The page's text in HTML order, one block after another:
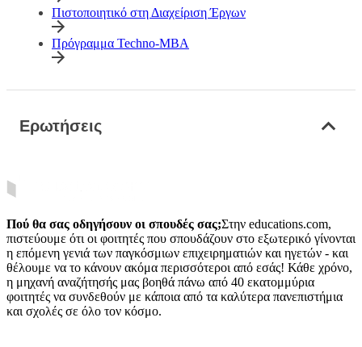
Πιστοποιητικό στη Διαχείριση Έργων
Πρόγραμμα Techno-MBA
Ερωτήσεις
Πού θα σας οδηγήσουν οι σπουδές σας;Στην educations.com,
πιστεύουμε ότι οι φοιτητές που σπουδάζουν στο εξωτερικό γίνονται
η επόμενη γενιά των παγκόσμιων επιχειρηματιών και ηγετών - και
θέλουμε να το κάνουν ακόμα περισσότεροι από εσάς! Κάθε χρόνο,
η μηχανή αναζήτησής μας βοηθά πάνω από 40 εκατομμύρια
φοιτητές να συνδεθούν με κάποια από τα καλύτερα πανεπιστήμια
και σχολές σε όλο τον κόσμο.